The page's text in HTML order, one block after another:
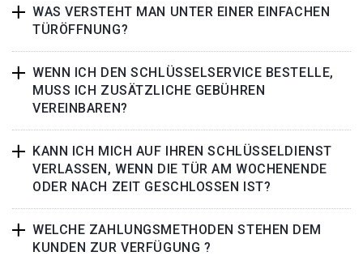
WAS VERSTEHT MAN UNTER EINER EINFACHEN
TÜRÖFFNUNG?
WENN ICH DEN SCHLÜSSELSERVICE BESTELLE,
MUSS ICH ZUSÄTZLICHE GEBÜHREN
VEREINBAREN?
KANN ICH MICH AUF IHREN SCHLÜSSELDIENST
VERLASSEN, WENN DIE TÜR AM WOCHENENDE
ODER NACH ZEIT GESCHLOSSEN IST?
WELCHE ZAHLUNGSMETHODEN STEHEN DEM
KUNDEN ZUR VERFÜGUNG ?